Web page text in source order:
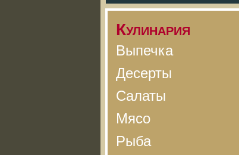
Кулинария
Выпечка
Десерты
Салаты
Мясо
Рыба